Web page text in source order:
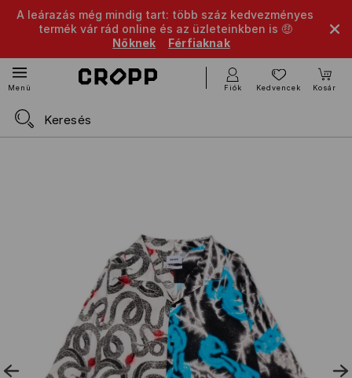
A leárazás még mindig tart: több száz kedvezményes
termék vár rád online és az üzleteinkben is 🤑
Nőknek
Férfiaknak
Menü Fiók Kedvencek Kosár